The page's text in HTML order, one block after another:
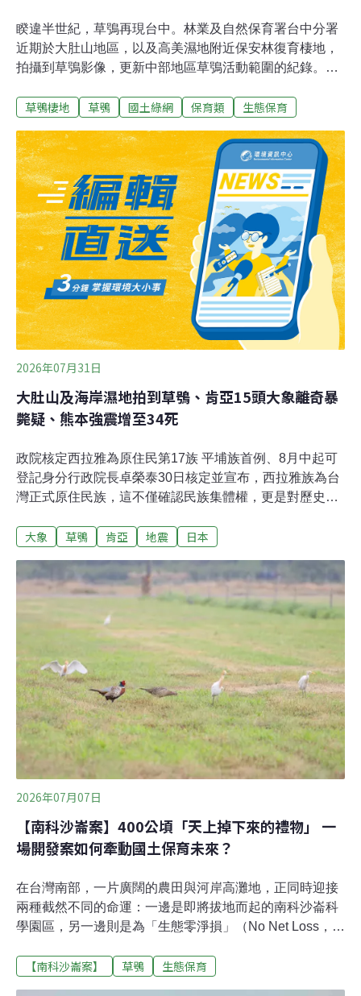
睽違半世紀，草鴞再現台中。林業及自然保育署台中分署
近期於大肚山地區，以及高美濕地附近保安林復育棲地，
拍攝到草鴞影像，更新中部地區草鴞活動範圍的紀錄。草
分署辦理大肚台地淺山保育軸帶的物種盤點調查時，驚喜
圍，針對大安溪、大甲溪、烏溪與大肚山台地等潛力地
點，透過自動相機、聲音監測及棲地現況盤點等方式進行
調查，並成功拍攝到草鴞身影，逐步建立台中地區草鴞活
動資料。草鴞為台灣瀕臨絕種保育類野生動物，也是台灣
唯一在草地上築巢的貓頭鷹，族群數量稀少、行蹤隱密，
主要活動於低海拔開闊草生環境，並常利用白茅、甜根子
草及五節芒等高草植被築巢繁殖。過去多認為草鴞分布熱
區在台南、嘉義、高雄及屏東；1960年代大肚山台地曾有
草鴞的繁殖紀錄，顯示大肚山台地及周邊草生環境，可能
曾是草鴞的重要棲地之一。復育白茅草地營
草鴞棲地 草鴞 國土綠網 保育類 生態保育
2026年07月31日
大肚山及海岸濕地拍到草鴞、肯亞15頭大象離奇暴
斃疑、熊本強震增至34死
政院核定西拉雅為原住民第17族 平埔族首例、8月中起可
登記身分行政院長卓榮泰30日核定並宣布，西拉雅族為台
灣正式原住民族，這不僅確認民族集體權，更是對歷史正
定，請原民會持續審議，2027年原住民族相關預算也會增
半世紀現蹤中部地區林業保育署台中分署近年在台中大肚
台地淺山及海岸濕地，營造友善棲地並架設相機監測，近
日成功拍攝到草鴞身影，更新中部活動範圍的紀錄，將續
推動復育，逐步串聯友善棲地。過去一般認為草鴞分布熱
區多位於台南、嘉義、高雄及屏東等南部地區，但歷史紀
錄顯示，1960年代大肚山台地曾有草鴞繁殖紀錄，顯示大
肚山台地及周邊草生環境，可能曾是草鴞的重要棲地之
一。（中央社報導）
大象 草鴞 肯亞 地震 日本
2026年07月07日
【南科沙崙案】400公頃「天上掉下來的禮物」 一
場開發案如何牽動國土保育未來？
在台灣南部，一片廣闊的農田與河岸高灘地，正同時迎接
兩種截然不同的命運：一邊是即將拔地而起的南科沙崙科
學園區，另一邊則是為「生態零淨損」（No Net Loss，
以「生態零淨損」規劃設計的大型開發案，透過區外找地
【南科沙崙案】 草鴞 生態保育